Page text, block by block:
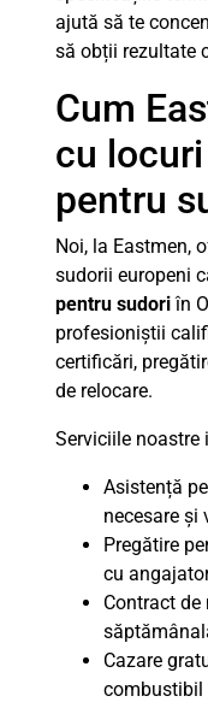
ajută să te
să obții rezultate
Cum
cu
pentru
Noi, la Eastmen,
sudorii europeni
pentru sudoriîn
profesioniștii
certificări,
de relocare.
Serviciile noastre
Asistență
necesare și
Pregătire
cu
Contract
Cazare
combustibil